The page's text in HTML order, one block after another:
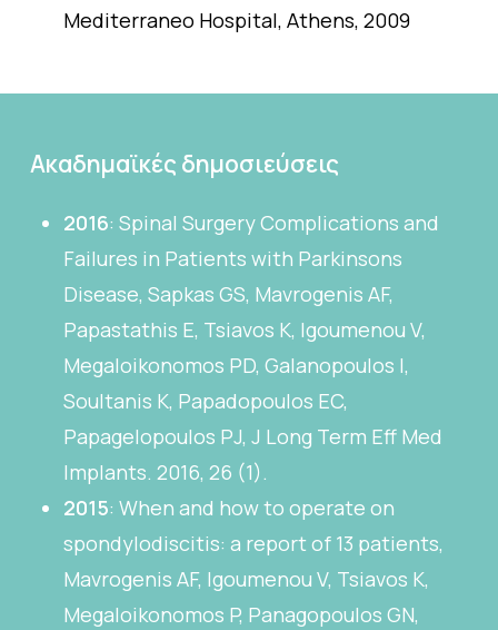
Mediterraneo Hospital, Athens, 2009
Ακαδημαϊκές δημοσιεύσεις
2016: Spinal Surgery Complications and
Failures in Patients with Parkinsons
Disease, Sapkas GS, Mavrogenis AF,
Papastathis E, Tsiavos K, Igoumenou V,
Megaloikonomos PD, Galanopoulos I,
Soultanis K, Papadopoulos EC,
Papagelopoulos PJ, J Long Term Eff Med
Implants. 2016, 26 (1).
2015: When and how to operate on
spondylodiscitis: a report of 13 patients,
Mavrogenis AF, Igoumenou V, Tsiavos K,
Megaloikonomos P, Panagopoulos GN,